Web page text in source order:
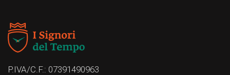
P.IVA/C.F.: 07391490963